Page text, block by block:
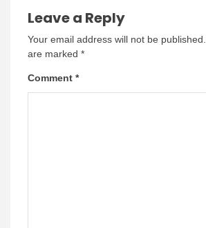
Leave a Reply
Your email address will not be published.
are marked *
Comment *